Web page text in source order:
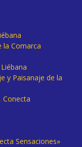
la Comarca
y Paisanaje de la
Conecta
Sensaciones»